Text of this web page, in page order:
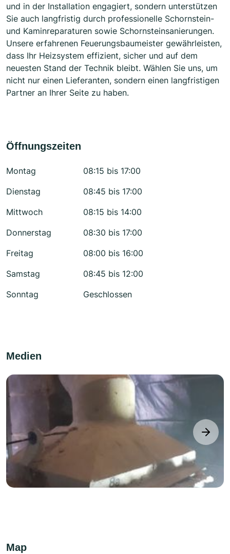
und in der Installation engagiert, sondern unterstützen
Sie auch langfristig durch professionelle Schornstein-
und Kaminreparaturen sowie Schornsteinsanierungen.
Unsere erfahrenen Feuerungsbaumeister gewährleisten,
dass Ihr Heizsystem effizient, sicher und auf dem
neuesten Stand der Technik bleibt. Wählen Sie uns, um
nicht nur einen Lieferanten, sondern einen langfristigen
Partner an Ihrer Seite zu haben.
Öffnungszeiten
Montag
08:15 bis 17:00
Dienstag
08:45 bis 17:00
Mittwoch
08:15 bis 14:00
Donnerstag
08:30 bis 17:00
Freitag
08:00 bis 16:00
Samstag
08:45 bis 12:00
Sonntag
Geschlossen
Medien
next
Map